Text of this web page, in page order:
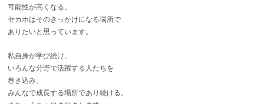
可能性が高くなる。
セカホはそのきっかけになる場所で
ありたいと思っています。
私自身が学び続け、
いろんな分野で活躍する人たちを
巻き込み、
みんなで成長する場所であり続ける。